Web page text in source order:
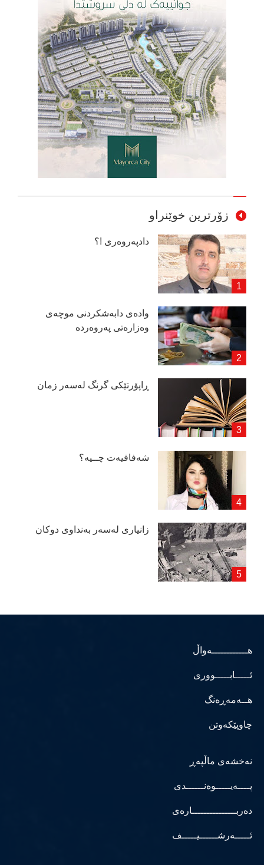
زۆرترین خوێنراو
دادپەروەری !؟
وادەی دابەشكردنی موچەی
وەزارەتی پەروەردە
ڕاپۆرتێكی گرنگ لەسەر زمان
شەفافیەت چــیە؟
زانیاری لەسەر بەنداوی دوكان
هــــــــــــەواڵ
ئـــــابـــــووری
هــەمەڕەنگ
چاوپێکەوتن
نەخشەی ماڵپەڕ
پــــەیـــــوەنــــــدی
دەربـــــــــــــــارەی
ئـــــەرشــــــیـــــف